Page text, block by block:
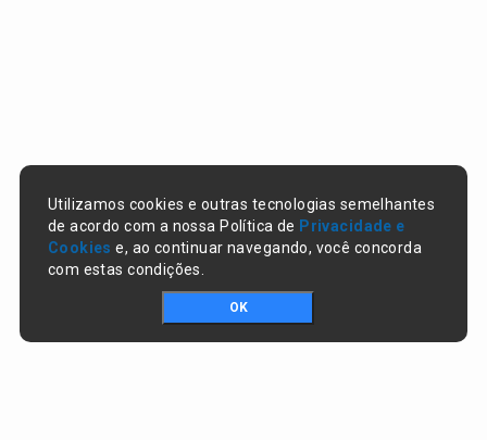
Utilizamos cookies e outras tecnologias semelhantes
de acordo com a nossa Política de Privacidade e
Cookies e, ao continuar navegando, você concorda
com estas condições.
OK